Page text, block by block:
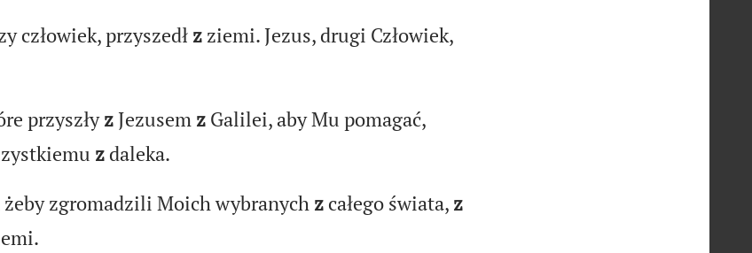
człowiek, przyszedł zziemi. Jezus, drugi Człowiek,
przyszłyzJezusem zGalilei, aby Mu pomagać,
zdaleka.
żeby zgromadzili Moich wybranych zcałego świata, z